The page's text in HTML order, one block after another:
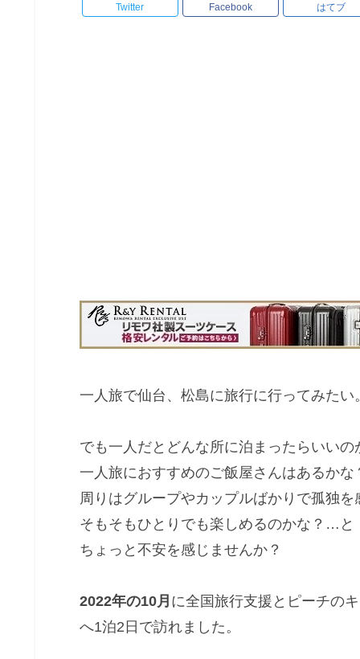
Twitter Facebook はてブ
一人旅で仙台、松島に旅行に行ってみたい
でも一人だとどんな所に泊まったらいいの
一人旅におすすめのご飯屋さんはあるかな
周りはグループやカップルばかりで孤独
そもそもひとりでも楽しめるのかな？…と
ちょっと不安を感じませんか？
2022年の10月 に全国旅行支援とピーチの
へ1泊2日で訪れました。